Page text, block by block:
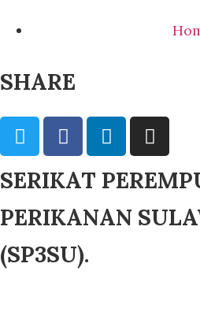
SHARE
SERIKAT
PERIKANAN
(SP3SU).